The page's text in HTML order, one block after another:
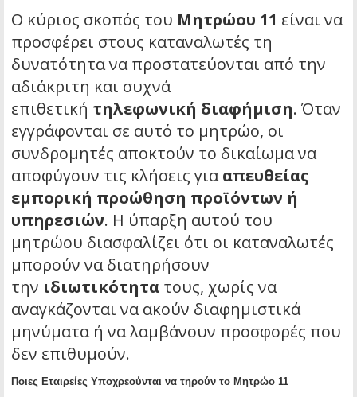
Ο κύριος σκοπός του Μητρώου 11 είναι να
προσφέρει στους καταναλωτές τη
δυνατότητα να προστατεύονται από την
αδιάκριτη και συχνά
επιθετική τηλεφωνική διαφήμιση. Όταν
εγγράφονται σε αυτό το μητρώο, οι
συνδρομητές αποκτούν το δικαίωμα να
αποφύγουν τις κλήσεις για απευθείας
εμπορική προώθηση προϊόντων ή
υπηρεσιών. Η ύπαρξη αυτού του
μητρώου διασφαλίζει ότι οι καταναλωτές
μπορούν να διατηρήσουν
την ιδιωτικότητα τους, χωρίς να
αναγκάζονται να ακούν διαφημιστικά
μηνύματα ή να λαμβάνουν προσφορές που
δεν επιθυμούν.
Ποιες Εταιρείες Υποχρεούνται να τηρούν το Μητρώο 11